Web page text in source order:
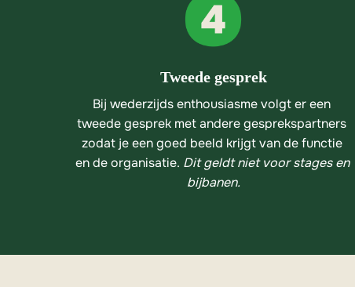
Tweede gesprek
Bij wederzijds enthousiasme volgt er een
tweede gesprek met andere gesprekspartners
zodat je een goed beeld krijgt van de functie
en de organisatie. Dit geldt niet voor stages en
bijbanen.